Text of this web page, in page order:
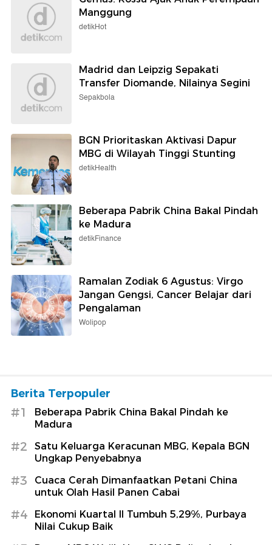
Manggung
detikHot
Madrid dan Leipzig Sepakati
Transfer Diomande, Nilainya Segini
Sepakbola
BGN Prioritaskan Aktivasi Dapur
MBG di Wilayah Tinggi Stunting
detikHealth
Beberapa Pabrik China Bakal Pindah
ke Madura
detikFinance
Ramalan Zodiak 6 Agustus: Virgo
Jangan Gengsi, Cancer Belajar dari
Pengalaman
Wolipop
Berita Terpopuler
#1
Beberapa Pabrik China Bakal Pindah ke
Madura
#2
Satu Keluarga Keracunan MBG, Kepala BGN
Ungkap Penyebabnya
#3
Cuaca Cerah Dimanfaatkan Petani China
untuk Olah Hasil Panen Cabai
#4
Ekonomi Kuartal II Tumbuh 5,29%, Purbaya
Nilai Cukup Baik